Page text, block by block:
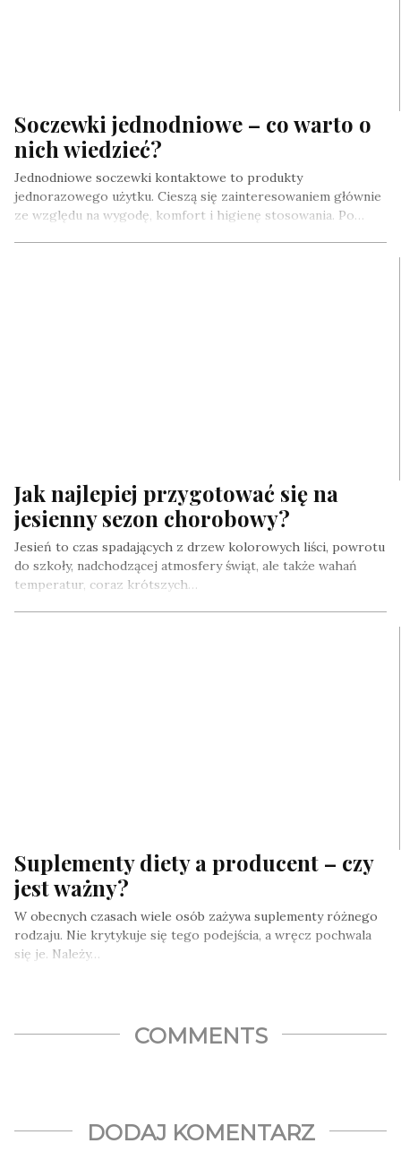
Soczewki jednodniowe – co warto o
nich wiedzieć?
Jednodniowe soczewki kontaktowe to produkty
jednorazowego użytku. Cieszą się zainteresowaniem głównie
ze względu na wygodę, komfort i higienę stosowania. Po…
Jak najlepiej przygotować się na
jesienny sezon chorobowy?
Jesień to czas spadających z drzew kolorowych liści, powrotu
do szkoły, nadchodzącej atmosfery świąt, ale także wahań
temperatur, coraz krótszych…
Suplementy diety a producent – czy
jest ważny?
W obecnych czasach wiele osób zażywa suplementy różnego
rodzaju. Nie krytykuje się tego podejścia, a wręcz pochwala
się je. Należy…
COMMENTS
DODAJ KOMENTARZ